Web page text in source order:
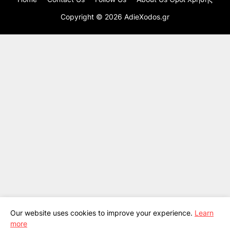
Copyright © 2026 AdieXodos.gr
Our website uses cookies to improve your experience. Learn
more